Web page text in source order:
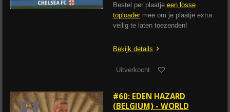
Bestel per plaatje een losse
toploadermee om je plaatje extra
veilig te laten toezenden!
Bekijk details
Uitverkocht
#60: EDEN HAZARD
(BELGIUM) - WORLD